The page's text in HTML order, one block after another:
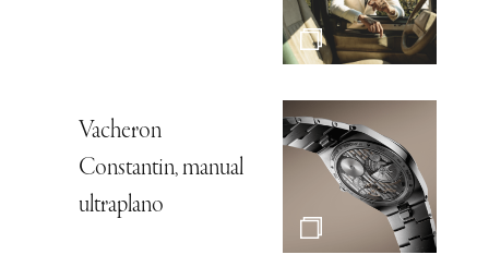
Vacheron
Constantin, manual
ultraplano